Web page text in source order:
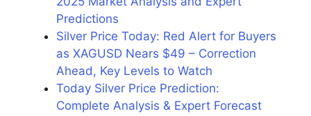
Predictions
Silver Price Today: Red Alert for Buyers
as XAGUSD Nears $49 – Correction
Ahead, Key Levels to Watch
Today Silver Price Prediction:
Complete Analysis & Expert Forecast